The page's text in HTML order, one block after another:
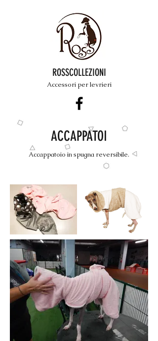
ROSSCOLLEZIONI
Accessori per levrieri
ACCAPPATOI
Accappatoio in spugna reversibile.